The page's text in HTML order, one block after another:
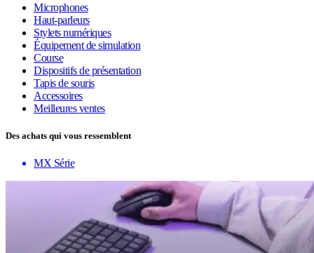
Microphones
Haut-parleurs
Stylets numériques
Équipement de simulation
Course
Dispositifs de présentation
Tapis de souris
Accessoires
Meilleures ventes
Des achats qui vous ressemblent
MX Série